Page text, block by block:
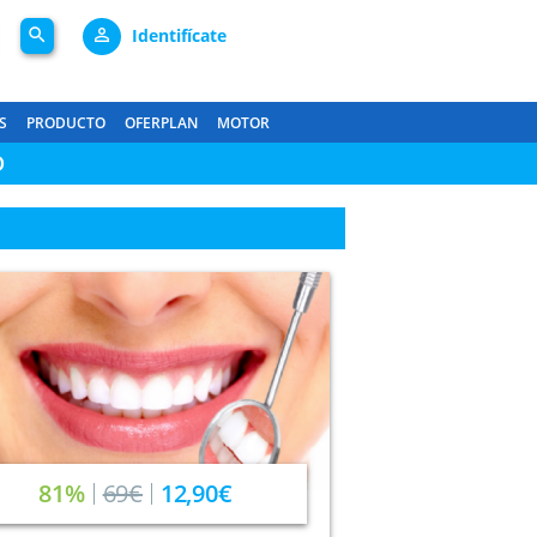
search person_outline Identifícate
PRODUCTO OFERPLAN MOTOR
81% 69€ 12,90€